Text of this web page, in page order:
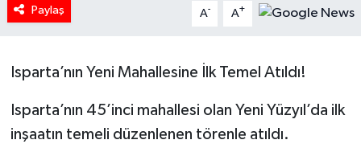
Paylaş A- A+
Isparta’nın Yeni Mahallesine İlk Temel Atıldı!
Isparta’nın 45’inci mahallesi olan Yeni Yüzyıl’da ilk
inşaatın temeli düzenlenen törenle atıldı.
Oyun
POLİTİKA
RESMİ İLANLAR